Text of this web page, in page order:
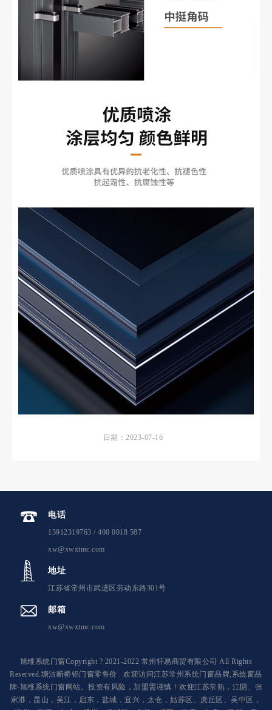
日期：2023-07-16
电话
13912319763 / 400 0018 587
xw@xwxtmc.com
地址
江苏省常州市武进区劳动东路301号
邮箱
xw@xwxtmc.com
旭维系统门窗Copyright ? 2021-2022 常州轩易商贸有限公司 All Rights
Reserved.塘沽断桥铝门窗零售价 . 欢迎访问江苏常州系统门窗品牌,系统窗品
牌-旭维系统门窗网站。投资有风险，加盟需谨慎！欢迎江苏常熟，江阴、张
家港，昆山，吴江，启东，盐城，宜兴，太仓，姑苏区、虎丘区、吴中区，